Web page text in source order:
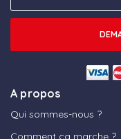
A propos
Qui sommes-nous ?
Comment ça marche ?